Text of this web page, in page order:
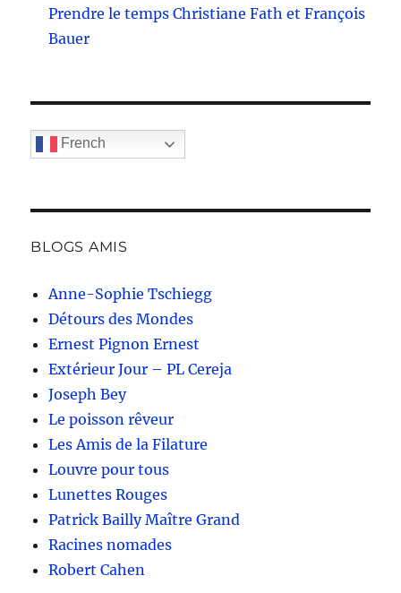
Prendre le temps Christiane Fath et François
Bauer
French
BLOGS AMIS
Anne-Sophie Tschiegg
Détours des Mondes
Ernest Pignon Ernest
Extérieur Jour – PL Cereja
Joseph Bey
Le poisson rêveur
Les Amis de la Filature
Louvre pour tous
Lunettes Rouges
Patrick Bailly Maître Grand
Racines nomades
Robert Cahen